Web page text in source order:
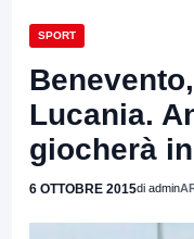
SPORT
Lucania.
giocherà
6 OTTOBRE 2015di admin